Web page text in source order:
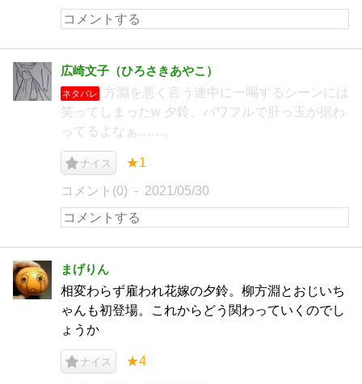
広崎文子（ひろさきあやこ）
ネタバレ
方淵を悪く言う連中に一喝するシーンには
笑ってしまったw 夕鈴、パワフルで肝っ玉が据わ
ってるよなぁ……。
ナイス ★1
コメント(0) 2021/05/30
まげりん
相変わらず雇われ花嫁の夕鈴。柳方淵とおじいち
ゃんも初登場。これからどう関わっていくのでし
ょうか
ナイス ★4